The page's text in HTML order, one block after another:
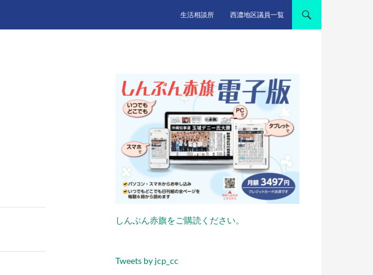
生活相談所 西濃地区議員一覧
しんぶん赤旗をご購読ください。
Tweets by jcp_cc